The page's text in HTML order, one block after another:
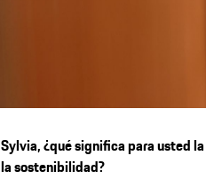
Sylvia, ¿qué significa para usted
la sostenibilidad?